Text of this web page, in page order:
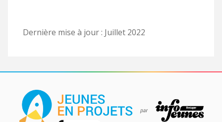
Dernière mise à jour : Juillet 2022